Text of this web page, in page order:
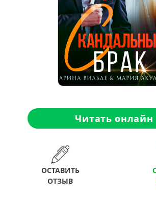
Читать онлайн
ОСТАВИТЬ
ОТЗЫВ